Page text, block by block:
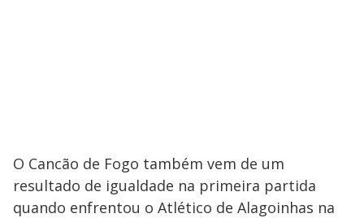
O Cancão de Fogo também vem de um
resultado de igualdade na primeira partida
quando enfrentou o Atlético de Alagoinhas na